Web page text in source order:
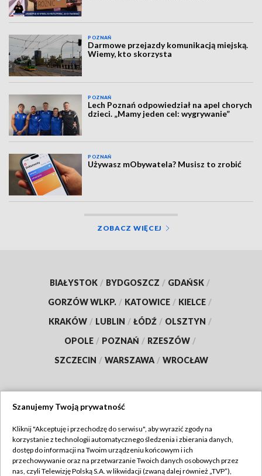
POZNAŃ
Darmowe przejazdy komunikacją miejską.
Wiemy, kto skorzysta
POZNAŃ
Lech Poznań odpowiedział na apel chorych
dzieci. „Mamy jeden cel: wygrywanie”
POZNAŃ
Używasz mObywatela? Musisz to zrobić
ZOBACZ WIĘCEJ
BIAŁYSTOK / BYDGOSZCZ / GDAŃSK /
GORZÓW WLKP. / KATOWICE / KIELCE /
KRAKÓW / LUBLIN / ŁÓDŹ / OLSZTYN /
OPOLE / POZNAŃ / RZESZÓW /
SZCZECIN / WARSZAWA / WROCŁAW
TVP
Abonament TVP
Regulamin TVP
Szanujemy Twoją prywatność
Kliknij "Akceptuję i przechodzę do serwisu", aby wyrazić zgody na
korzystanie z technologii automatycznego śledzenia i zbierania danych,
dostęp do informacji na Twoim urządzeniu końcowym i ich
przechowywanie oraz na przetwarzanie Twoich danych osobowych przez
nas, czyli Telewizję Polską S.A. w likwidacji (zwaną dalej również „TVP”),